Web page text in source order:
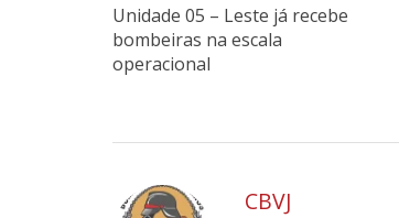
Unidade 05 – Leste já recebe
bombeiras na escala
operacional
CBVJ